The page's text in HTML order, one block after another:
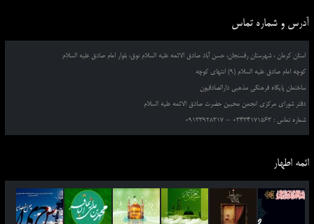
آدرس و شماره تماس
استان کرمان ، شهرستان رفسنجان، حسن آباد صادق الائمه علیه السلام نوق، بلوار امام صادق علیه السلام
کوچه امام صادق علیه السلام (9) انتهای کوچه
ساختمان پایگاه فرهنگی مذهبی دارالصادقیون
دفتر شورای مرکزی انجمن محبین حضرت صادق الائمه علیه السلام
شماره تماس : 03434171563 – 09133928317
ائمه اطهار